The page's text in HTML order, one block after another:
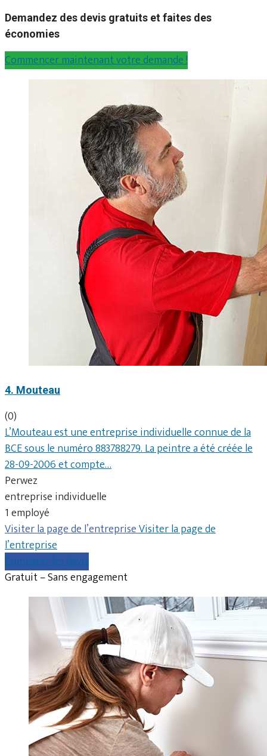
Demandez des devis gratuits et faites des
économies
Commencer maintenant votre demande !
4. Mouteau
(0)
L’Mouteau est une entreprise individuelle connue de la
BCE sous le numéro 883788279. La peintre a été créée le
28-09-2006 et compte…
Perwez
entreprise individuelle
1 employé
Visiter la page de l’entrepriseVisiter la page de
l’entreprise
Comparer les devis
Gratuit – Sans engagement